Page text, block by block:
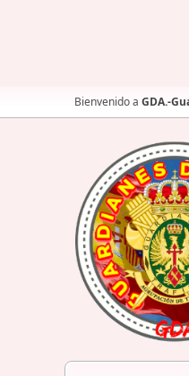
Bienvenido a GDA.-